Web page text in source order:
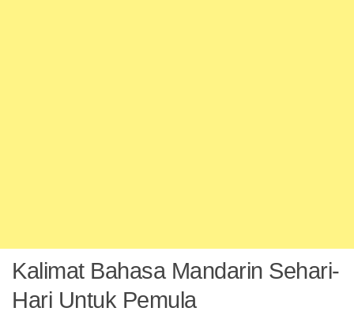
Kalimat Bahasa Mandarin Sehari-
Hari Untuk Pemula